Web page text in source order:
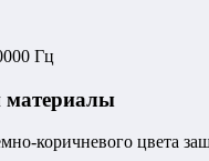
Гц
материалы
коричневого цвета